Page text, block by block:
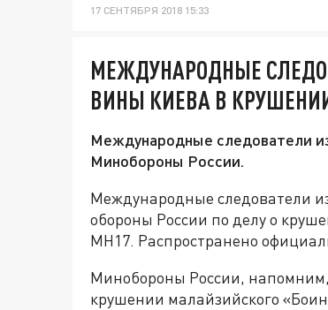
17 СЕНТЯБРЯ 2018 15:33
МЕЖДУНАРОДНЫЕ
ВИНЫ КИЕВА В
Международные следователи
Минобороны России.
Международные следователи
обороны России по делу о
MH17. Распространено
Минобороны России,
крушении малайзийского